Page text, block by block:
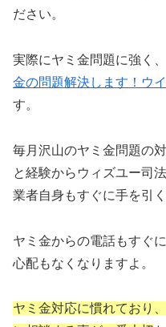
ださい。
実際にヤミ金問題に強く
金の問題解決します！ウ
す。
毎月沢山のヤミ金問題の
と経験からウィズユー司
業者自身もすぐに手を引
ヤミ金からの電話もすぐ
心配もなくなりますよ。
ヤミ金対応に慣れており